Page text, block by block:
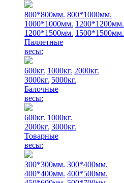
800*800мм. 800*1000мм.
1000*1000мм. 1200*1200мм.
1200*1500мм. 1500*1500мм.
Паллетные
весы:
600кг. 1000кг. 2000кг.
3000кг. 5000кг.
Балочные
весы:
600кг. 1000кг.
2000кг. 3000кг.
Товарные
весы:
300*300мм. 300*400мм.
400*400мм. 400*500мм.